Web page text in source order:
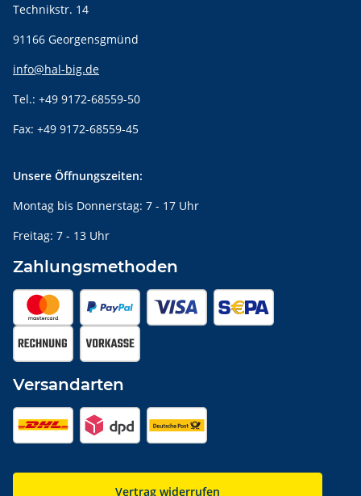
Technikstr. 14
91166 Georgensgmünd
info@hal-big.de
Tel.: +49 9172-68559-50
Fax: +49 9172-68559-45
Unsere Öffnungszeiten:
Montag bis Donnerstag: 7 - 17 Uhr
Freitag: 7 - 13 Uhr
Zahlungsmethoden
Versandarten
Vertrag widerrufen